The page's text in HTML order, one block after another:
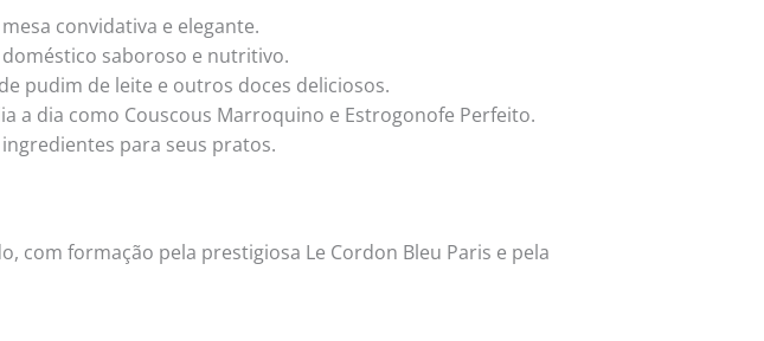
convidativa e elegante.
doméstico saboroso e nutritivo.
pudim de leite e outros doces deliciosos.
a dia como Couscous Marroquino e Estrogonofe Perfeito.
para seus pratos.
com formação pela prestigiosa Le Cordon Bleu Paris e pela